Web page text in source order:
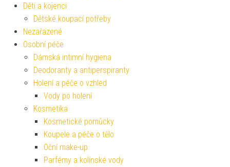
Děti a kojenci
Dětské koupací potřeby
Nezařazené
Osobní péče
Dámská intimní hygiena
Deodoranty a antiperspiranty
Holení a péče o vzhled
Vody po holení
Kosmetika
Kosmetické pomůcky
Koupele a péče o tělo
Oční make-up
Parfémy a kolínské vody